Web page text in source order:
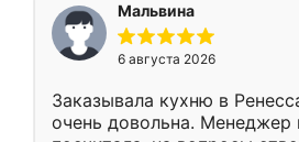
Мальвина
6 августа 2026
Заказывала кухню в
очень довольна. Менеджер